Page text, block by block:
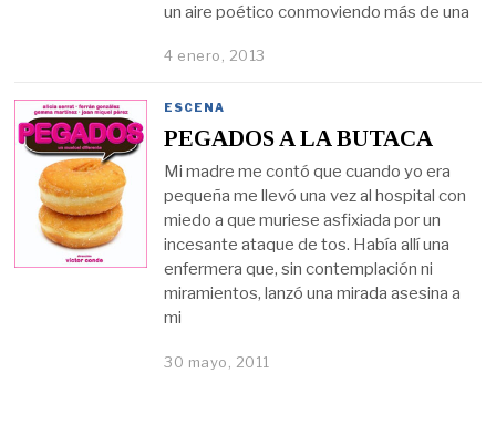
un aire poético conmoviendo más de una
4 enero, 2013
ESCENA
PEGADOS A LA BUTACA
Mi madre me contó que cuando yo era
pequeña me llevó una vez al hospital con
miedo a que muriese asfixiada por un
incesante ataque de tos. Había allí una
enfermera que, sin contemplación ni
miramientos, lanzó una mirada asesina a
mi
30 mayo, 2011